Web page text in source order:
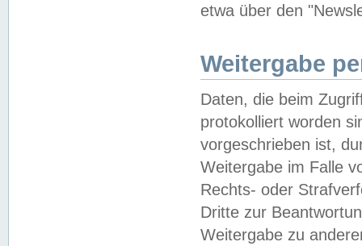
etwa über den
Weitergabe
Daten, die beim
protokolliert worden
vorgeschrieben ist,
Weitergabe im Falle
Rechts- oder
Dritte zur
Weitergabe zu